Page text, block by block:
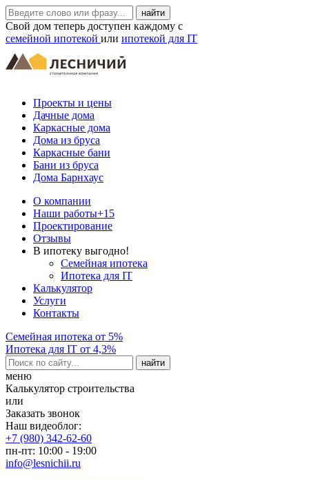
Свой дом теперь доступен каждому с
семейной ипотекой или ипотекой для IT
Проекты и цены
Дачные дома
Каркасные дома
Дома из бруса
Каркасные бани
Бани из бруса
Дома Барнхаус
О компании
Наши работы+15
Проектирование
Отзывы
В ипотеку выгодно!
Семейная ипотека
Ипотека для IT
Калькулятор
Услуги
Контакты
Семейная ипотека от 5%
Ипотека для IT от 4,3%
меню
Калькулятор строительства
или
Заказать звонок
Наш видеоблог:
+7 (980) 342-62-60
пн-пт: 10:00 - 19:00
info@lesnichii.ru